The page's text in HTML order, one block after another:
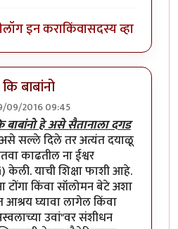
लॉग इन कराकिंवासदस्य व्हा
बाबांनो
09/2016 09:45
आहे चम्पक राव पनbyश्री गावसेना
बाबांनो हे असे सैतानाला दगड
असे सल्ले दिले तर अत्यंत दयाळू
काढतील ना ईश्वर
केली. याची शिक्षा फाशी आहे.
टोंगा किंवा सॉलोमन बेटे अशा
आश्रय घ्यावा लागेल किंवा
उवां"वर संशीधन